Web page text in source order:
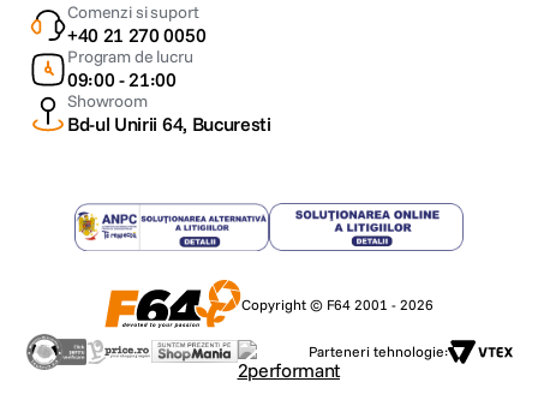
Comenzi si suport
+40 21 270 0050
Program de lucru
09:00 - 21:00
Showroom
Bd-ul Unirii 64, Bucuresti
Copyright © F64 2001 - 2026
Parteneri tehnologie: